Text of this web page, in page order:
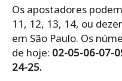
Os apostadores
11, 12, 13, 14, ou
em São Paulo. Os
de hoje: 02-05-06-07-
24-25.